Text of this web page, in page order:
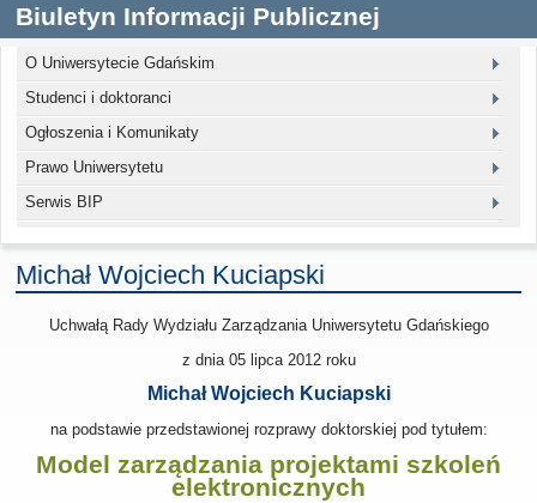
Biuletyn Informacji Publicznej
O Uniwersytecie Gdańskim
Studenci i doktoranci
Ogłoszenia i Komunikaty
Prawo Uniwersytetu
Serwis BIP
Michał Wojciech Kuciapski
Uchwałą Rady Wydziału Zarządzania Uniwersytetu Gdańskiego
z dnia 05 lipca 2012roku
Michał Wojciech Kuciapski
na podstawie przedstawionej rozprawy doktorskiej pod tytułem:
Model zarządzania projektami szkoleń
elektronicznych